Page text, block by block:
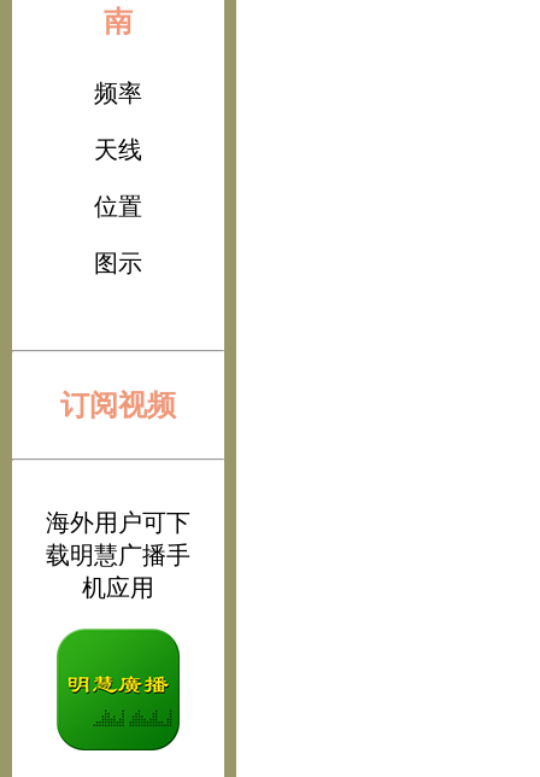
南
频率
天线
位置
图示
订阅视频
海外用户可下
载明慧广播手
机应用